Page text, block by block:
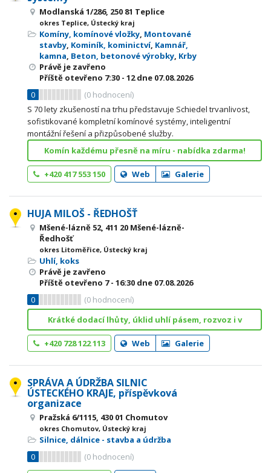
Modlanská 1/286, 250 81 Teplice
okres Teplice, Ústecký kraj
Komíny, komínové vložky, Montované
stavby, Kominík, kominictví, Kamnář,
kamna, Beton, betonové výrobky, Krby
Právě je zavřeno
Příště otevřeno 7:30 - 12dne 07.08.2026
0
(0 hodnocení)
S 70 lety zkušeností na trhu představuje Schiedel trvanlivost,
sofistikované kompletní komínové systémy, inteligentní
montážní řešení a přizpůsobené služby.
Komín každému přesně na míru - nabídka zdarma!
+420 417 553 150 Web Galerie
HUJA MILOŠ - ŘEDHOŠŤ
Mšené-lázně 52, 411 20 Mšené-lázně-
Ředhošť
okres Litoměřice, Ústecký kraj
Uhlí, koks
Právě je zavřeno
Příště otevřeno 7 - 16:30 dne 07.08.2026
0
(0 hodnocení)
Krátké dodací lhůty, úklid uhlí pásem, rozvoz i v
+420 728 122 113 Web Galerie
SPRÁVA A ÚDRŽBA SILNIC
ÚSTECKÉHO KRAJE, příspěvková
organizace
Pražská 6/1115, 430 01 Chomutov
okres Chomutov, Ústecký kraj
Silnice, dálnice - stavba a údržba
0
(0 hodnocení)